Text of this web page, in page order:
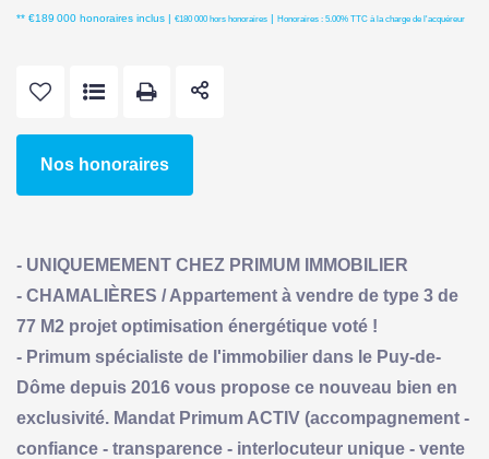
** €189 000 honoraires inclus | €180 000 hors honoraires | Honoraires : 5.00% TTC à la charge de l'acquéreur
Nos honoraires
- UNIQUEMEMENT CHEZ PRIMUM IMMOBILIER
- CHAMALIÈRES / Appartement à vendre de type 3 de
77 M2 projet optimisation énergétique voté !
- Primum spécialiste de l'immobilier dans le Puy-de-
Dôme depuis 2016 vous propose ce nouveau bien en
exclusivité. Mandat Primum ACTIV (accompagnement -
confiance - transparence - interlocuteur unique - vente